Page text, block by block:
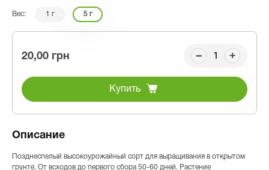
Вес: 1 г 5 г
20,00 грн
Купить
Описание
Позднеспелый высокоурожайный сорт для выращивания в открытом
грунте. От всходов до первого сбора 50-60 дней. Растение